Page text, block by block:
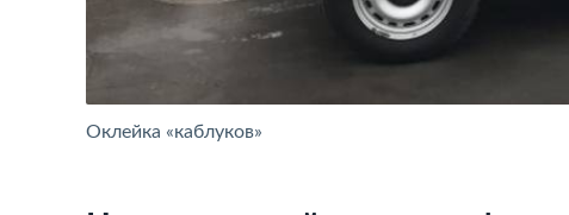
Оклейка «каблуков»